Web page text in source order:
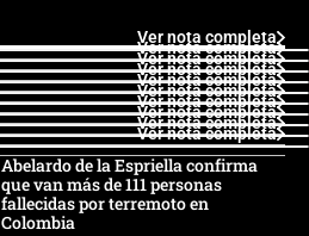
Ver nota completa
Ver nota completa
Ver nota completa
Ver nota completa
Ver nota completa
Ver nota completa
Ver nota completa
Ver nota completa
Ver nota completa
Ver nota completa
Abelardo de la Espriella confirma
que van más de 111 personas
fallecidas por terremoto en
Colombia